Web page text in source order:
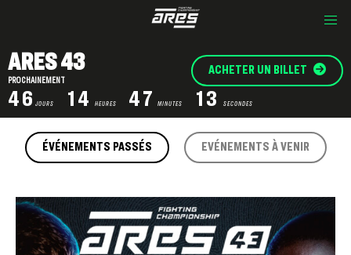
ARES 43
PROCHAINEMENT
46 JOURS 14 HEURES 47 MINUTES 12 SECONDES
ACHETER UN BILLET
ÉVÉNEMENTS PASSÉS EVÉNEMENTS À VENIR